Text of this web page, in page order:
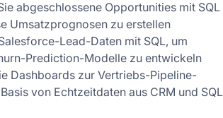
abgeschlossene Opportunities mit SQL
Umsatzprognosen zu erstellen
Lead-Daten mit SQL, um
Prediction-Modelle zu entwickeln
Dashboards zur Vertriebs-Pipeline-
von Echtzeitdaten aus CRM und SQL